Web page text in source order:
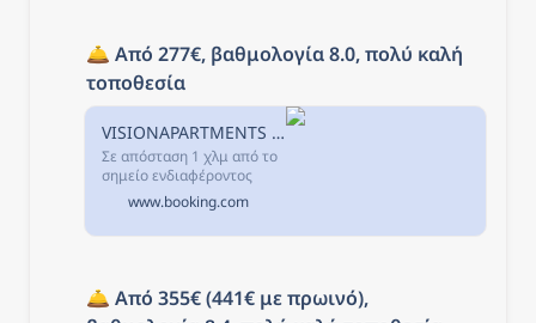
περιμένουν στη
Booking.com.
🛎️ Από 277€, βαθμολογία 8.0, πολύ καλή
τοποθεσία
VISIONAPARTMENTS Basel Nauenstrasse - contactless check-in, Βασιλεία, Ελβετία
Σε απόσταση 1 χλμ από το
σημείο ενδιαφέροντος
Ζωολογικός Κήπος, το
VISIONAPARTMENTS Basel
Nauenstrasse - contactless
www.booking.com
🛎️ Από 355€ (441€ με πρωινό),